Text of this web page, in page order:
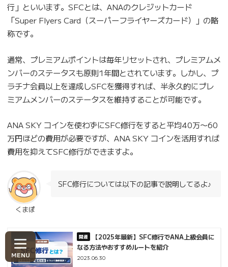
行」といいます。SFCとは、ANAのクレジットカード
「Super Flyers Card（スーパーフライヤーズカード）」の略
称です。
通常、プレミアムポイントは毎年リセットされ、プレミアムメ
ンバーのステータスも原則1年間とされています。しかし、プ
ラチナ会員以上を達成しSFCを獲得すれば、半永久的にプレ
ミアムメンバーのステータスを維持することが可能です。
ANA SKY コインを使わずにSFC修行をすると平均40万〜60
万円ほどの費用が必要ですが、ANA SKY コインを活用すれば
費用を抑えてSFC修行ができますよ。
くまぽ
SFC修行については以下の記事で説明してるよ♪
【2025年最新】SFC修行でANA上級会員に
なる方法やおすすめルートを紹介
2023.06.30